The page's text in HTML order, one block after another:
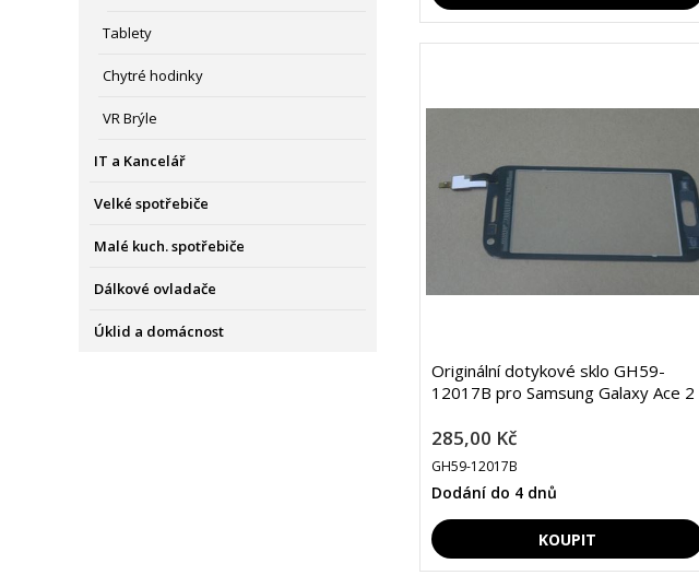
Tablety
Chytré hodinky
VR Brýle
IT a Kancelář
Velké spotřebiče
Malé kuch. spotřebiče
Dálkové ovladače
Úklid a domácnost
Originální dotykové sklo GH59-
12017B pro Samsung Galaxy Ace 2
285,00 Kč
GH59-12017B
Dodání do 4 dnů